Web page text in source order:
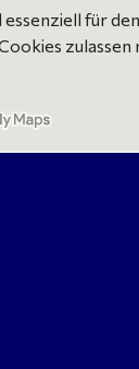
für